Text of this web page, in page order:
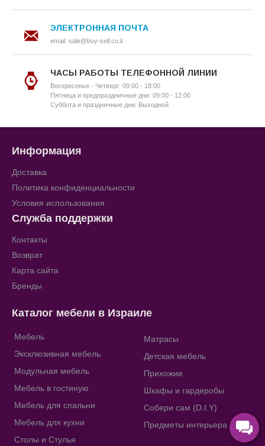
ЭЛЕКТРОННАЯ ПОЧТА
email: sale@buy-sell.co.il
ЧАСЫ РАБОТЫ ТЕЛЕФОННОЙ ЛИНИИ
Воскресенье - Четверг: 09:00 - 18:00
Пятница и предпраздничные дни: 09:00 - 12:00
Суббота и праздничные дни: Выходной
Информация
Доставка
Политика конфиденциальности
Условия использования
Служба поддержки
Контакты
Возврат
Карта сайта
Бренды
Каталог мебели в Израиле
Мебель
Эксклюзивная мебель
Модульная мебель
Мебель в гостиную
Мебель для спальни
Мебель для кухни
Столы и Стулья
Матрасы
Детская мебель
Прихожие
Шкафы и гардеробы
Собери сам (D.I.Y)
Предметы интерьера